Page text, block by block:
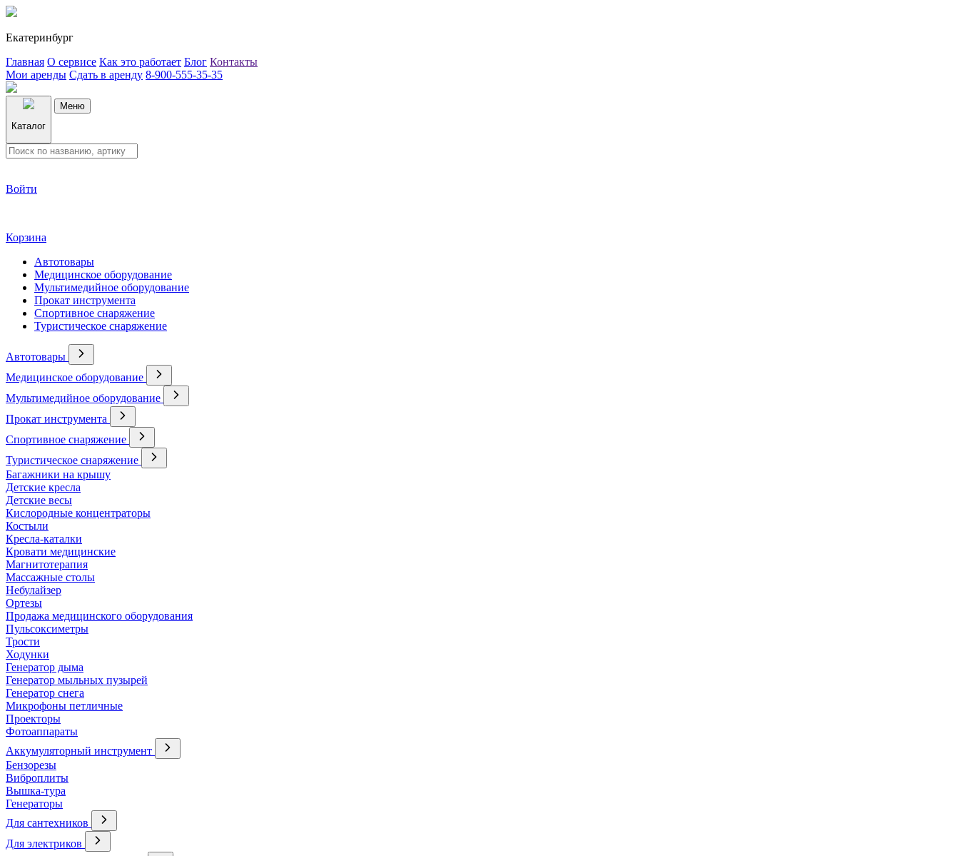
Екатеринбург
Главная О сервисе Как это работает Блог Контакты
Мои аренды Сдать в аренду 8-900-555-35-35
Каталог
Меню
Войти
Корзина
Автотовары
Медицинское оборудование
Мультимедийное оборудование
Прокат инструмента
Спортивное снаряжение
Туристическое снаряжение
Автотовары
Медицинское оборудование
Мультимедийное оборудование
Прокат инструмента
Спортивное снаряжение
Туристическое снаряжение
Багажники на крышу
Детские кресла
Детские весы
Кислородные концентраторы
Костыли
Кресла-каталки
Кровати медицинские
Магнитотерапия
Массажные столы
Небулайзер
Ортезы
Продажа медицинского оборудования
Пульсоксиметры
Трости
Ходунки
Генератор дыма
Генератор мыльных пузырей
Генератор снега
Микрофоны петличные
Проекторы
Фотоаппараты
Аккумуляторный инструмент
Бензорезы
Виброплиты
Вышка-тура
Генераторы
Для сантехников
Для электриков